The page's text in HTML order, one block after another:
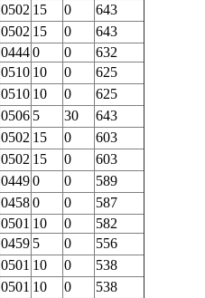
0502 15 0
643
0502 15 0
643
04440 0
632
0510 10 0
625
0510 10 0
625
0506 5 30
643
0502 15 0
603
0502 15 0
603
04490 0
589
04580 0
587
0501 10 0
582
0459 5 0
556
0501 10 0
538
0501 10 0
538